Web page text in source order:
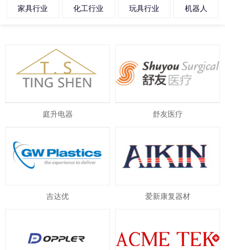
家具行业 化工行业 玩具行业 机器人
庭升电器 舒友医疗
吉达优 爱新康复器材